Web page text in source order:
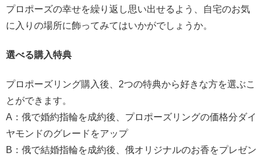
プロポーズの幸せを繰り返し思い出せるよう、自宅のお気
に入りの場所に飾ってみてはいかがでしょうか。
選べる購入特典
プロポーズリング購入後、2つの特典から好きな方を選ぶこ
とができます。
A：俄で婚約指輪を成約後、プロポーズリングの価格分ダイ
ヤモンドのグレードをアップ
B：俄で結婚指輪を成約後、俄オリジナルのお香をプレゼン